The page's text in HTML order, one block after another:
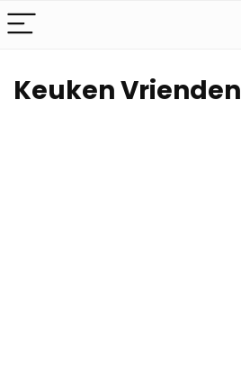
Keuken Vrienden